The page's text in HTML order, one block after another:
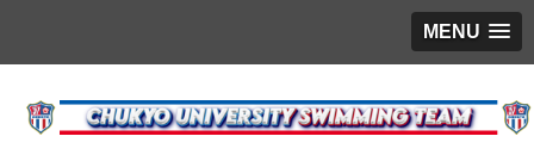
MENU